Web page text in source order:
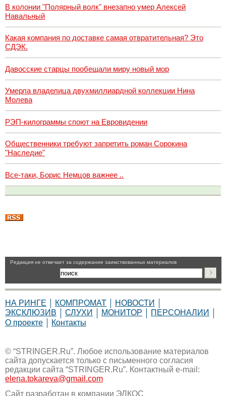
В колонии "Полярный волк" внезапно умер Алексей
Навальный
Какая компания по доставке самая отвратительная? Это
СДЭК.
Давосские старцы пообещали миру новый мор
Умерла владелица двухмиллиардной коллекции Нина
Молева
РЭП-килограммы споют на Евровидении
Общественники требуют запретить роман Сорокина
"Наследие"
Все-таки, Борис Немцов важнее ..
Pедакция не отвечает за содержание заимствованных материалов
НА РИНГЕ КОМПРОМАТ
НОВОСТИ
ЭКСКЛЮЗИВ
СЛУХИ МОНИТОР
ПЕРСОНАЛИИ
О проекте
Контакты
© “STRINGER.Ru”. Любое использование материалов
сайта допускается только с письменного согласия
редакции сайта “STRINGER.Ru”. Контактный e-mail:
elena.tokareva@gmail.com
Сайт разработан в компании ЭЛКОС